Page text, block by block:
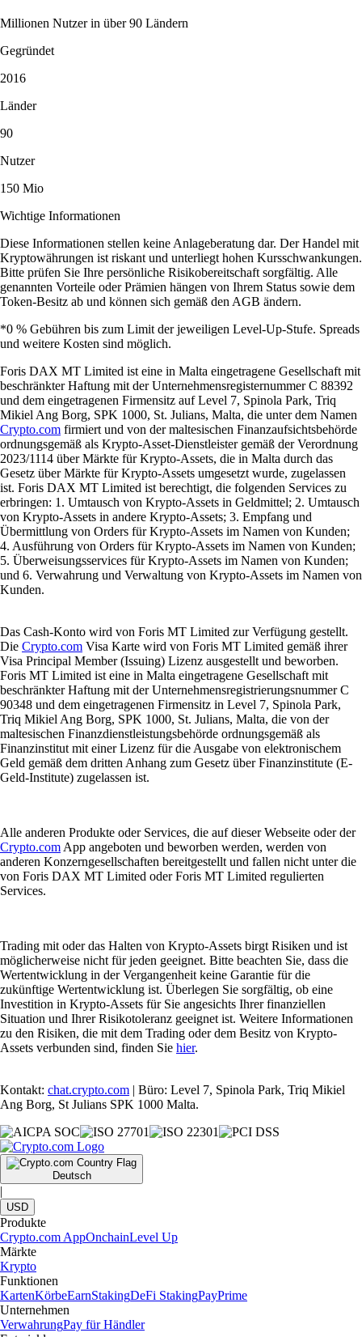
Millionen Nutzer in über 90 Ländern
Gegründet
2016
Länder
90
Nutzer
150 Mio
Wichtige Informationen
Diese Informationen stellen keine Anlageberatung dar. Der Handel mit
Kryptowährungen ist riskant und unterliegt hohen Kursschwankungen.
Bitte prüfen Sie Ihre persönliche Risikobereitschaft sorgfältig. Alle
genannten Vorteile oder Prämien hängen von Ihrem Status sowie dem
Token-Besitz ab und können sich gemäß den AGB ändern.
*0 % Gebühren bis zum Limit der jeweiligen Level-Up-Stufe. Spreads
und weitere Kosten sind möglich.
Foris DAX MT Limited ist eine in Malta eingetragene Gesellschaft mit
beschränkter Haftung mit der Unternehmensregisternummer C 88392
und dem eingetragenen Firmensitz auf Level 7, Spinola Park, Triq
Mikiel Ang Borg, SPK 1000, St. Julians, Malta, die unter dem Namen
Crypto.com firmiert und von der maltesischen Finanzaufsichtsbehörde
ordnungsgemäß als Krypto-Asset-Dienstleister gemäß der Verordnung
2023/1114 über Märkte für Krypto-Assets, die in Malta durch das
Gesetz über Märkte für Krypto-Assets umgesetzt wurde, zugelassen
ist. Foris DAX MT Limited ist berechtigt, die folgenden Services zu
erbringen: 1. Umtausch von Krypto-Assets in Geldmittel; 2. Umtausch
von Krypto-Assets in andere Krypto-Assets; 3. Empfang und
Übermittlung von Orders für Krypto-Assets im Namen von Kunden;
4. Ausführung von Orders für Krypto-Assets im Namen von Kunden;
5. Überweisungsservices für Krypto-Assets im Namen von Kunden;
und 6. Verwahrung und Verwaltung von Krypto-Assets im Namen von
Kunden.
Das Cash-Konto wird von Foris MT Limited zur Verfügung gestellt.
Die Crypto.com Visa Karte wird von Foris MT Limited gemäß ihrer
Visa Principal Member (Issuing) Lizenz ausgestellt und beworben.
Foris MT Limited ist eine in Malta eingetragene Gesellschaft mit
beschränkter Haftung mit der Unternehmensregistrierungsnummer C
90348 und dem eingetragenen Firmensitz in Level 7, Spinola Park,
Triq Mikiel Ang Borg, SPK 1000, St. Julians, Malta, die von der
maltesischen Finanzdienstleistungsbehörde ordnungsgemäß als
Finanzinstitut mit einer Lizenz für die Ausgabe von elektronischem
Geld gemäß dem dritten Anhang zum Gesetz über Finanzinstitute (E-
Geld-Institute) zugelassen ist.
Alle anderen Produkte oder Services, die auf dieser Webseite oder der
Crypto.com App angeboten und beworben werden, werden von
anderen Konzerngesellschaften bereitgestellt und fallen nicht unter die
von Foris DAX MT Limited oder Foris MT Limited regulierten
Services.
Trading mit oder das Halten von Krypto-Assets birgt Risiken und ist
möglicherweise nicht für jeden geeignet. Bitte beachten Sie, dass die
Wertentwicklung in der Vergangenheit keine Garantie für die
zukünftige Wertentwicklung ist. Überlegen Sie sorgfältig, ob eine
Investition in Krypto-Assets für Sie angesichts Ihrer finanziellen
Situation und Ihrer Risikotoleranz geeignet ist. Weitere Informationen
zu den Risiken, die mit dem Trading oder dem Besitz von Krypto-
Assets verbunden sind, finden Sie hier.
Kontakt: chat.crypto.com | Büro: Level 7, Spinola Park, Triq Mikiel
Ang Borg, St Julians SPK 1000 Malta.
Deutsch
|
USD
Produkte
Crypto.com AppOnchainLevel Up
Märkte
Krypto
Funktionen
KartenKörbeEarnStakingDeFi StakingPayPrime
Unternehmen
VerwahrungPay für Händler